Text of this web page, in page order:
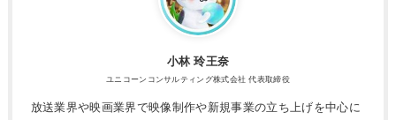
小林 玲王奈
ユニコーンコンサルティング株式会社 代表取締役
放送業界や映画業界で映像制作や新規事業の立ち上げを中心に